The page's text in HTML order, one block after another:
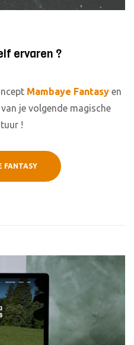
ervaren ?
Mambaye Fantasyen
je volgende magische
!
FANTASY